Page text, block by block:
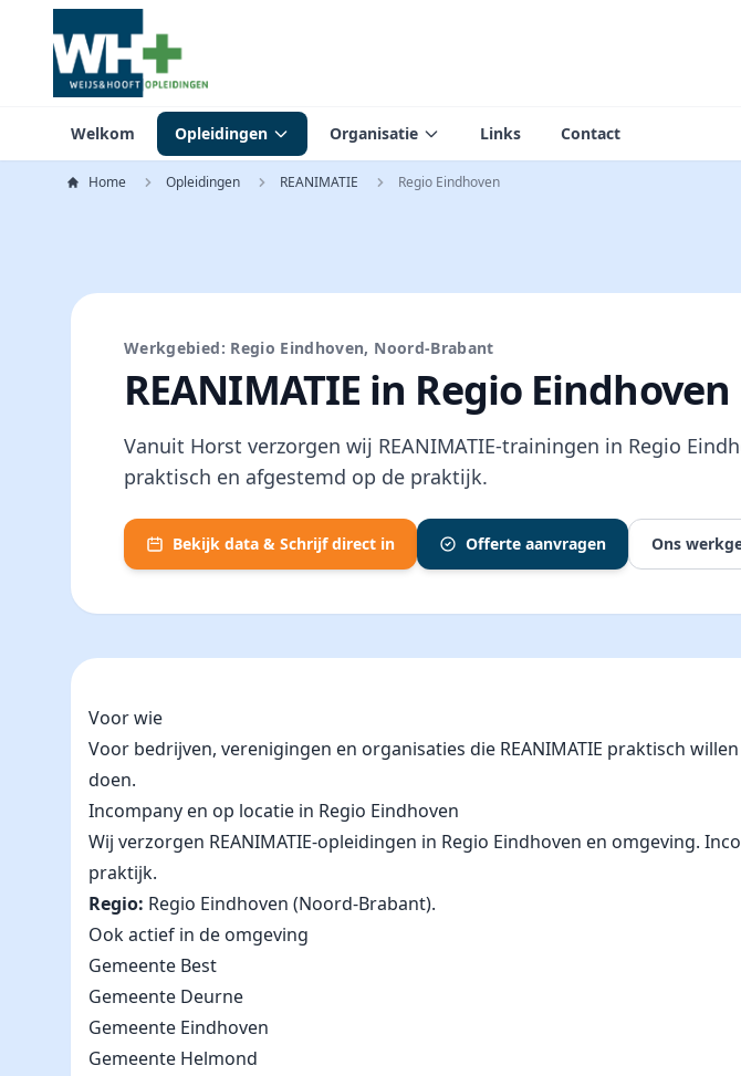
Welkom Opleidingen Organisatie Links Contact
Home Opleidingen REANIMATIE Regio Eindhoven
Werkgebied: Regio Eindhoven, Noord-Brabant
REANIMATIE in Regio Eindhoven
Vanuit Horst verzorgen wij REANIMATIE-trainingen in Regio
praktisch en afgestemd op de praktijk.
Bekijk data & Schrijf direct in Offerte aanvragen Ons
Voor wie
Voor bedrijven, verenigingen en organisaties die REANIMATIE praktisch
doen.
Incompany en op locatie in Regio Eindhoven
Wij verzorgen REANIMATIE-opleidingen in Regio Eindhoven en omgeving.
praktijk.
Regio: Regio Eindhoven (Noord-Brabant).
Ook actief in de omgeving
Gemeente Best
Gemeente Deurne
Gemeente Eindhoven
Gemeente Helmond